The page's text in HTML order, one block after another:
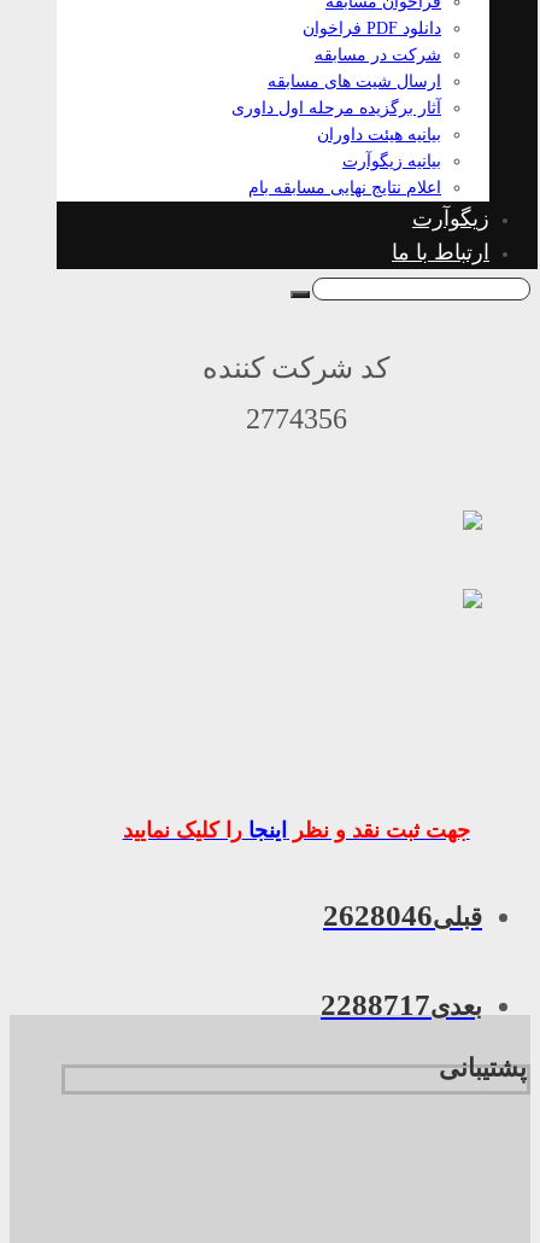
دانلود PDF فراخوان
شرکت در مسابقه
ارسال شیت های مسابقه
آثار برگزیده مرحله اول داوری
بیانیه هیئت داوران
بیانیه زیگوآرت
اعلام نتایج نهایی مسابقه بام
زیگوآرت
ارتباط با ما
کد شرکت کننده
2774356
جهت ثبت نقد و نظر اینجارا کلیک نمایید
قبلی2628046
بعدی2288717
پشتیبانی